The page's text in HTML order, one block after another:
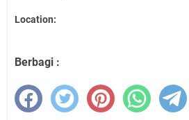
Location:
Berbagi :